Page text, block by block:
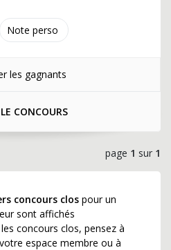
Note perso
les gagnants
CONCOURS
page 1 sur 1
concours clospour un
sont affichés
concours clos, pensez à
espace membre ou à